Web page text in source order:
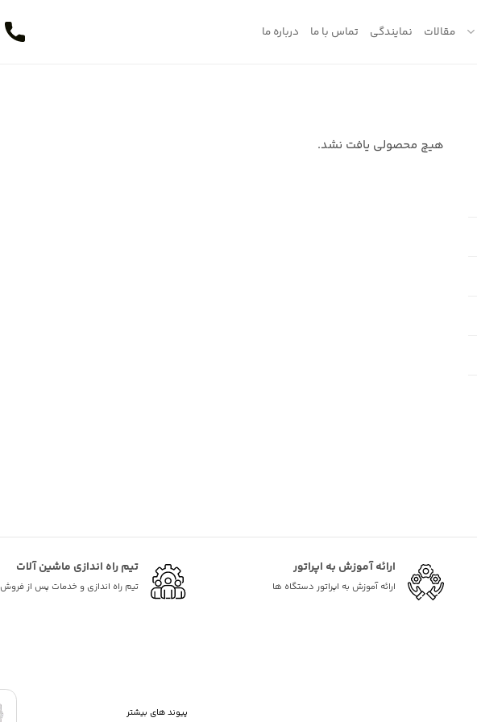
مقالات نمایندگی تماس با ما درباره ما
هیچ محصولی یافت نشد.
ارائه آموزش به اپراتور
ارائه آموزش به اپراتور دستگاه ها
تیم راه اندازی ماشین آلات
تیم راه اندازی و خدمات پس از فروش
پیوند های بیشتر